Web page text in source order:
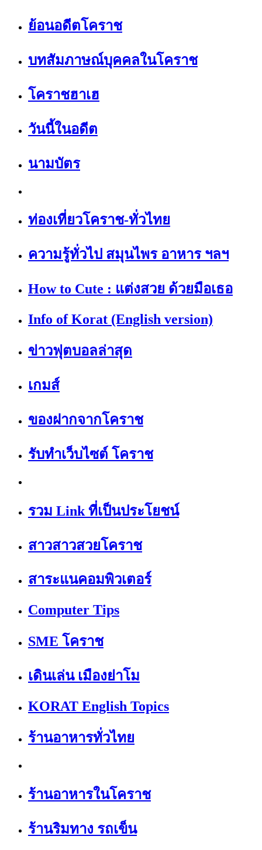
ย้อนอดีตโคราช
บทสัมภาษณ์บุคคลในโคราช
โคราชฮาเฮ
วันนี้ในอดีต
นามบัตร
ท่องเที่ยวโคราช-ทั่วไทย
ความรู้ทั่วไป สมุนไพร อาหาร ฯลฯ
How to Cute : แต่งสวย ด้วยมือเธอ
Info of Korat (English version)
ข่าวฟุตบอลล่าสุด
เกมส์
ของฝากจากโคราช
รับทำเว็บไซต์ โคราช
รวม Link ที่เป็นประโยชน์
สาวสาวสวยโคราช
สาระแนคอมพิวเตอร์
Computer Tips
SME โคราช
เดินเล่น เมืองย่าโม
KORAT English Topics
ร้านอาหารทั่วไทย
ร้านอาหารในโคราช
ร้านริมทาง รถเข็น